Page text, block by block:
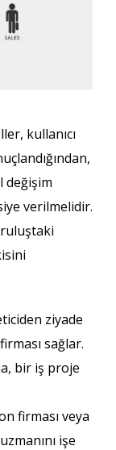
kullanıcı
değişim
verilmelidir.
ziyade
sağlar.
bir iş proje
firması veya
işe